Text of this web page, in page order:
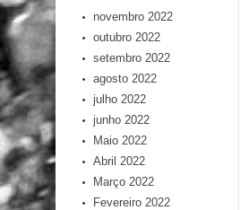
novembro 2022
outubro 2022
setembro 2022
agosto 2022
julho 2022
junho 2022
Maio 2022
Abril 2022
Março 2022
Fevereiro 2022